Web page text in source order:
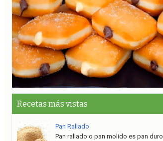
Recetas más vistas
Pan Rallado
Pan rallado o pan molido es pan duro